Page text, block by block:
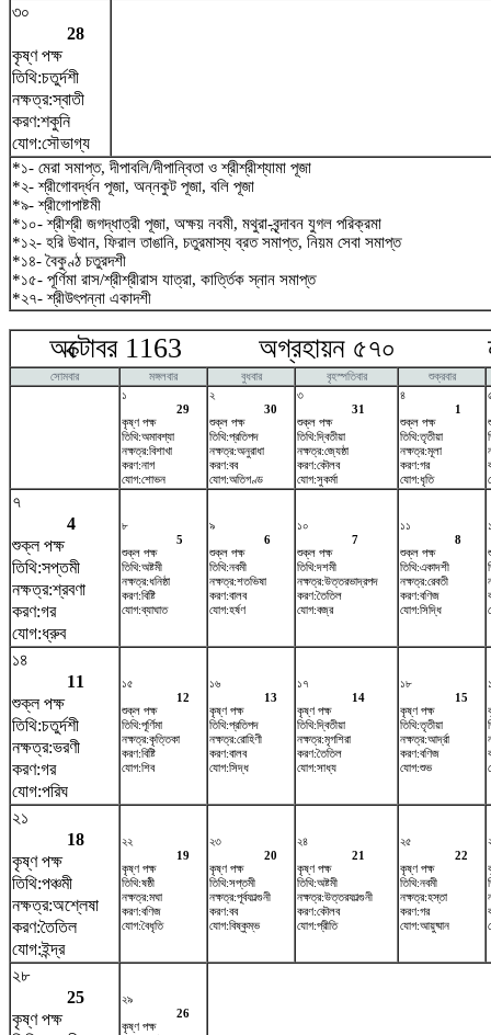
৩০
28
কৃষ্ণ পক্ষ
তিথি:চতুর্দশী
নক্ষত্র:স্বাতী
করণ:শকুনি
যোগ:সৌভাগ্য
*১- মেরা সমাপ্ত, দীপাবলি/দীপান্বিতা ও শ্রীশ্রীশ্যামা পূজা
*২- শ্রীগোবর্দ্ধন পূজা, অন্নকুট পূজা, বলি পূজা
*৯- শ্রীগোপাষ্টমী
*১০- শ্রীশ্রী জগদ্ধাত্রী পূজা, অক্ষয় নবমী, মথুরা-বৃন্দাবন যুগল পরিক্রমা
*১২- হরি উথান, ফিরাল তাঙানি, চতুরমাস্য ব্রত সমাপ্ত, নিয়ম সেবা সমাপ্ত
*১৪- বৈকুণ্ঠ চতুরদশী
*১৫- পূর্ণিমা রাস/শ্রীশ্রীরাস যাত্রা, কার্ত্তিক স্নান সমাপ্ত
*২৭- শ্রীউৎপন্না একাদশী
অক্টোবর 1163 অগ্রহায়ন ৫৭০
সোমবার মঙ্গলবার বুধবার বৃহস্পতিবার
শুক্রবার
১
29
কৃষ্ণ পক্ষ
তিথি:অমাবশ্যা
নক্ষত্র:বিশাখা
করণ:নাগ
যোগ:শোভন
২
30
শুক্ল পক্ষ
তিথি:প্রতিপদ
নক্ষত্র:অনুরাধা
করণ:বব
যোগ:অতিগণ্ড
৩
31
শুক্ল পক্ষ
তিথি:দ্বিতীয়া
নক্ষত্র:জ্যেষ্ঠা
করণ:কৌলব
যোগ:সুকর্মা
৪
1
শুক্ল পক্ষ
তিথি:তৃতীয়া
নক্ষত্র:মূলা
করণ:গর
যোগ:ধৃতি
৭
4
শুক্ল পক্ষ
তিথি:সপ্তমী
নক্ষত্র:শ্রবণা
করণ:গর
যোগ:ধ্রুব
৮
5
শুক্ল পক্ষ
তিথি:অষ্টমী
নক্ষত্র:ধনিষ্ঠা
করণ:বিষ্টি
যোগ:ব্যাঘাত
৯
6
শুক্ল পক্ষ
তিথি:নবমী
নক্ষত্র:শতভিষ‌া
করণ:বালব
যোগ:হর্ষণ
১০
7
শুক্ল পক্ষ
তিথি:দশমী
নক্ষত্র:উত্তরভাদ্রপদ
করণ:তৈতিল
যোগ:বজ্র
১১
8
শুক্ল পক্ষ
তিথি:একাদশী
নক্ষত্র:রেবতী
করণ:বণিজ
যোগ:সিদ্ধি
১৪
11
শুক্ল পক্ষ
তিথি:চতুর্দশী
নক্ষত্র:ভরণী
করণ:গর
যোগ:পরিঘ
১৫
12
শুক্ল পক্ষ
তিথি:পূর্ণিমা
নক্ষত্র:কৃত্তিকা
করণ:বিষ্টি
যোগ:শিব
১৬
13
কৃষ্ণ পক্ষ
তিথি:প্রতিপদ
নক্ষত্র:রোহিণী
করণ:বালব
যোগ:সিদ্ধ
১৭
14
কৃষ্ণ পক্ষ
তিথি:দ্বিতীয়া
নক্ষত্র:মৃগশিরা
করণ:তৈতিল
যোগ:সাধ্য
১৮
15
কৃষ্ণ পক্ষ
তিথি:তৃতীয়া
নক্ষত্র:আর্দ্রা
করণ:বণিজ
যোগ:শুভ
২১
18
কৃষ্ণ পক্ষ
তিথি:পঞ্চমী
নক্ষত্র:অশ্লেষা
করণ:তৈতিল
যোগ:ইন্দ্র
২২
19
কৃষ্ণ পক্ষ
তিথি:ষষ্ঠী
নক্ষত্র:মঘা
করণ:বণিজ
যোগ:বৈধৃতি
২৩
20
কৃষ্ণ পক্ষ
তিথি:সপ্তমী
নক্ষত্র:পূর্বফাল্গুনী
করণ:বব
যোগ:বিষ্কুম্ভ
২৪
21
কৃষ্ণ পক্ষ
তিথি:অষ্টমী
নক্ষত্র:উত্তরফাল্গুনী
করণ:কৌলব
যোগ:প্রীতি
২৫
22
কৃষ্ণ পক্ষ
তিথি:নবমী
নক্ষত্র:হস্তা
করণ:গর
যোগ:আয়ুষ্মান
২৮
25
কৃষ্ণ পক্ষ
২৯
26
কৃষ্ণ পক্ষ